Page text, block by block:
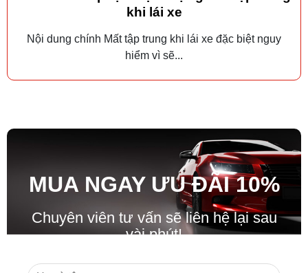
khi lái xe
Nội dung chính Mất tập trung khi lái xe đặc biệt nguy
hiểm vì sẽ...
MUA NGAY ƯU ĐÃI10%
Chuyên viên tư vấn sẽ liên hệ lại sau
vài phút!